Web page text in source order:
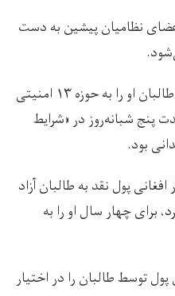
نظامیان پیشین به دست
شکوفه می‌گوید، پس از بازداشت، طالبان او را به حوزه ۱۳ امنیتی
پنج شبانه‌روز در «شرایط
بود.
پول نقد به طالبان آزاد
برای چهار سال او را به
توسط طالبان را در اختیار